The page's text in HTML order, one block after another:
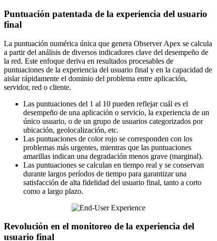
Puntuación patentada de la experiencia del usuario
final
La puntuación numérica única que genera Observer Apex se calcula
a partir del análisis de diversos indicadores clave del desempeño de
la red. Este enfoque deriva en resultados procesables de
puntuaciones de la experiencia del usuario final y en la capacidad de
aislar rápidamente el dominio del problema entre aplicación,
servidor, red o cliente.
Las puntuaciones del 1 al 10 pueden reflejar cuál es el
desempeño de una aplicación o servicio, la experiencia de un
único usuario, o de un grupo de usuarios categorizados por
ubicación, geolocalización, etc.
Las puntuaciones de color rojo se corresponden con los
problemas más urgentes, mientras que las puntuaciones
amarillas indican una degradación menos grave (marginal).
Las puntuaciones se calculan en tiempo real y se conservan
durante largos períodos de tiempo para garantizar una
satisfacción de alta fidelidad del usuario final, tanto a corto
como a largo plazo.
Revolución en el monitoreo de la experiencia del
usuario final